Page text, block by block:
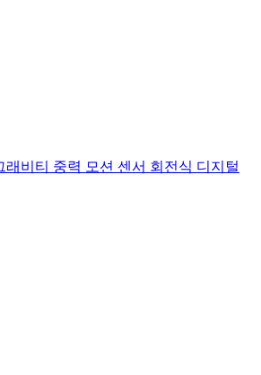
래비티 중력 모션 센서 회전식 디지털